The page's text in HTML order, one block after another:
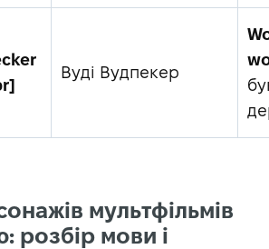
Вуді Вудпекер
мультфільмів
розбір мови і